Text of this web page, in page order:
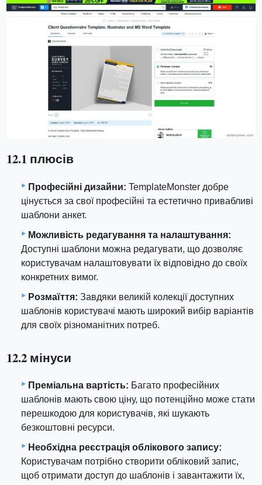
12.1 плюсів
Професійні дизайни: TemplateMonster добре
цінується за свої професійні та естетично привабливі
шаблони анкет.
Можливість редагування та налаштування:
Доступні шаблони можна редагувати, що дозволяє
користувачам налаштовувати їх відповідно до своїх
конкретних вимог.
Розмаїття: Завдяки великій колекції доступних
шаблонів користувачі мають широкий вибір варіантів
для своїх різноманітних потреб.
12.2 мінуси
Преміальна вартість: Багато професійних
шаблонів мають свою ціну, що потенційно може стати
перешкодою для користувачів, які шукають
безкоштовні ресурси.
Необхідна реєстрація облікового запису:
Користувачам потрібно створити обліковий запис,
щоб отримати доступ до шаблонів і завантажити їх,